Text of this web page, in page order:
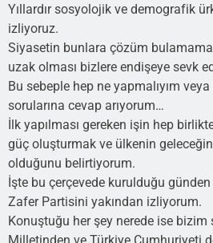
Yıllardır sosyolojik ve demografik
izliyoruz.
Siyasetin bunlara çözüm
uzak olması bizlere endişeye sevk
Bu sebeple hep ne yapmalıyım veya
sorularına cevap arıyorum…
İlk yapılması gereken işin hep
güç oluşturmak ve ülkenin
olduğunu belirtiyorum.
İşte bu çerçevede kurulduğu günden
Zafer Partisini yakından izliyorum.
Konuştuğu her şey nerede ise
Milletinden ve Türkiye Cumhuriyeti